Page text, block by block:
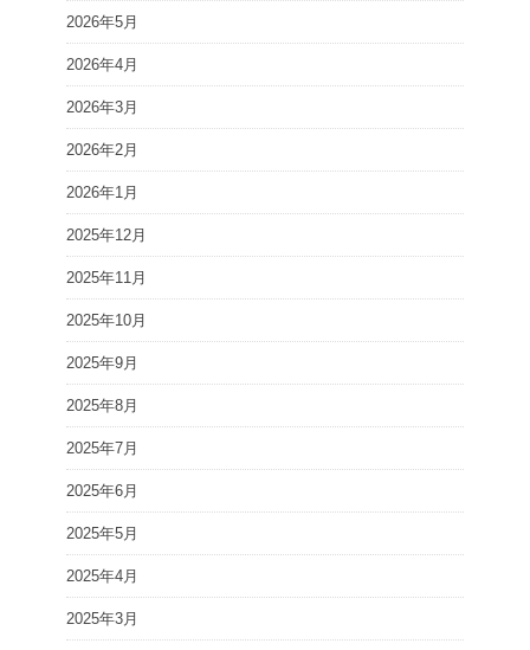
2026年5月
2026年4月
2026年3月
2026年2月
2026年1月
2025年12月
2025年11月
2025年10月
2025年9月
2025年8月
2025年7月
2025年6月
2025年5月
2025年4月
2025年3月